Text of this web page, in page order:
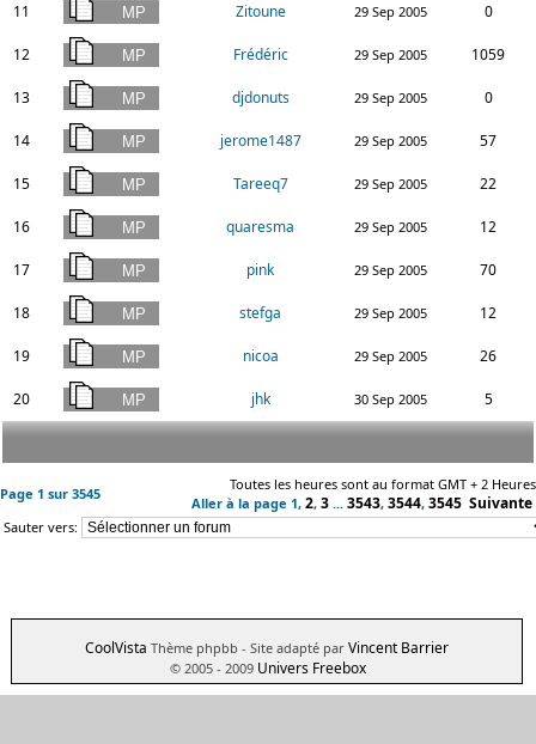
11 Zitoune 29 Sep 2005 0
12 Frédéric 29 Sep 2005 1059
13 djdonuts 29 Sep 2005 0
14 jerome1487 29 Sep 2005 57
15 Tareeq7 29 Sep 2005 22
16 quaresma 29 Sep 2005 12
17 pink 29 Sep 2005 70
18 stefga 29 Sep 2005 12
19 nicoa 29 Sep 2005 26
20 jhk 30 Sep 2005 5
Page 1 sur 3545
Toutes les heures sont au format GMT + 2 Heures
Aller à la page 1, 2, 3 ... 3543, 3544, 3545 Suivante
Sauter vers:
CoolVista Thème phpbb - Site adapté par Vincent Barrier
© 2005 - 2009 Univers Freebox